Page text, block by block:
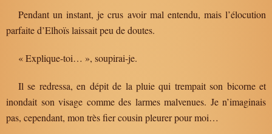
Pendant un instant, je crus avoir mal entendu, mais l’élocution
parfaite d’Elhoïs laissait peu de doutes.
« Explique-toi… », soupirai-je.
Il se redressa, en dépit de la pluie qui trempait son bicorne et
inondait son visage comme des larmes malvenues. Je n’imaginais
pas, cependant, mon très fier cousin pleurer pour moi…